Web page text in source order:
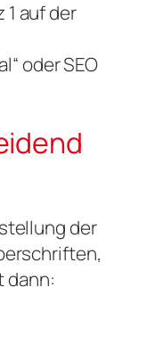
auf der
oder SEO
der
dann: